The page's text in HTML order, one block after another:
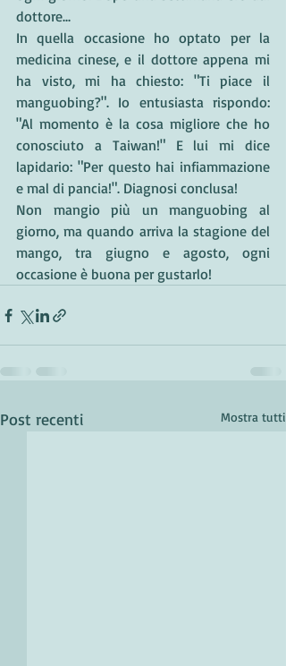
dottore...
In quella occasione ho optato per la
medicina cinese, e il dottore appena mi
ha visto, mi ha chiesto: "Ti piace il
manguobing?". Io entusiasta rispondo:
"Al momento è la cosa migliore che ho
conosciuto a Taiwan!" E lui mi dice
lapidario: "Per questo hai infiammazione
e mal di pancia!". Diagnosi conclusa!
Non mangio più un manguobing al
giorno, ma quando arriva la stagione del
mango, tra giugno e agosto, ogni
occasione è buona per gustarlo!
Post recenti Mostra tutti